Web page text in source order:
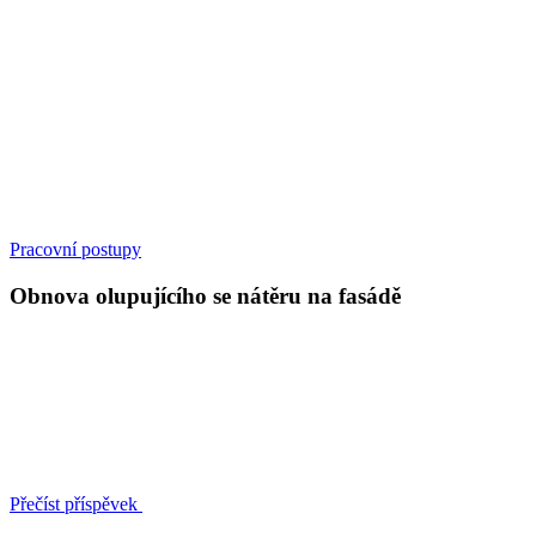
Pracovní postupy
Obnova olupujícího se nátěru na fasádě
Přečíst příspěvek